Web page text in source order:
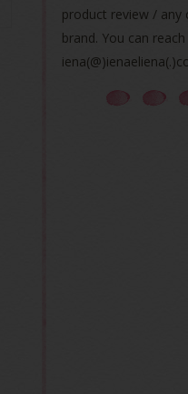
product review /
brand. You can